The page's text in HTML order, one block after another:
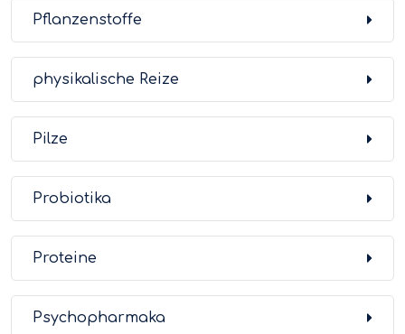
Pflanzenstoffe
physikalische Reize
Pilze
Probiotika
Proteine
Psychopharmaka